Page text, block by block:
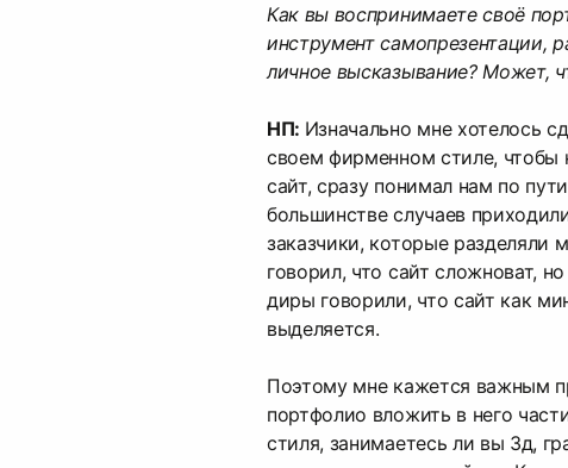
Как вы воспринимаете своё
инструмент самопрезентации,
личное высказывание? Может,
НП: Изначально мне хотелось
своем фирменном стиле, чтобы
сайт, сразу понимал нам по
большинстве случаев
заказчики, которые разделяли
говорил, что сайт сложноват,
диры говорили, что сайт как
выделяется.
Поэтому мне кажется важным
портфолио вложить в него
стиля, занимаетесь ли вы 3д,